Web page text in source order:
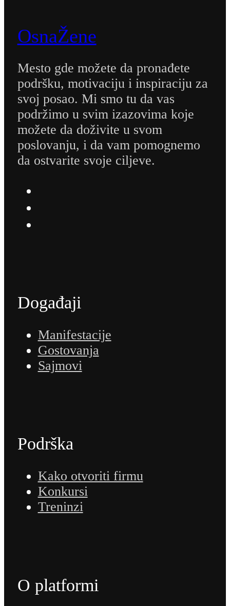
OsnaŽene
Mesto gde možete da pronađete
podršku, motivaciju i inspiraciju za
svoj posao. Mi smo tu da vas
podržimo u svim izazovima koje
možete da doživite u svom
poslovanju, i da vam pomognemo
da ostvarite svoje ciljeve.
Događaji
Manifestacije
Gostovanja
Sajmovi
Podrška
Kako otvoriti firmu
Konkursi
Treninzi
O platformi